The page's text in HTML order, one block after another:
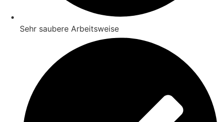
Sehr saubere Arbeitsweise